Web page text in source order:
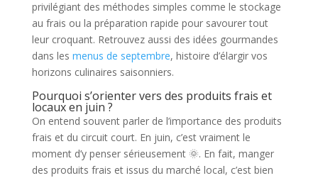
privilégiant des méthodes simples comme le stockage
au frais ou la préparation rapide pour savourer tout
leur croquant. Retrouvez aussi des idées gourmandes
dans les menus de septembre, histoire d’élargir vos
horizons culinaires saisonniers.
Pourquoi s’orienter vers des produits frais et
locaux en juin ?
On entend souvent parler de l’importance des produits
frais et du circuit court. En juin, c’est vraiment le
moment d’y penser sérieusement 🌞. En fait, manger
des produits frais et issus du marché local, c’est bien